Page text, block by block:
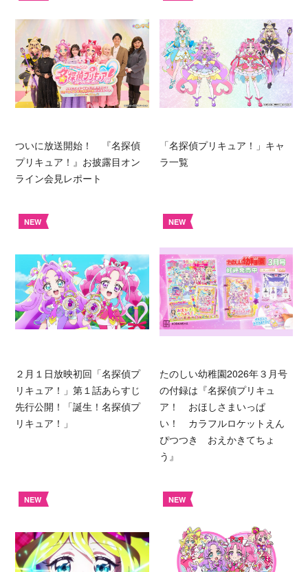
ついに放送開始！ 『名探偵
プリキュア！』お披露目オン
ライン会見レポート
「名探偵プリキュア！」キャ
ラ一覧
NEW
２月１日放映初回「名探偵プ
リキュア！」第１話あらすじ
先行公開！「誕生！名探偵プ
リキュア！」
NEW
たのしい幼稚園2026年３月号
の付録は『名探偵プリキュ
ア！ おほしさまいっぱ
い！ カラフルロケットえん
ぴつつき おえかきてちょ
う』
NEW NEW